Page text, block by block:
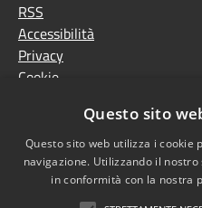
RSS
Accessibilità
Privacy
Cookie
Note Legali
Agenzia per l'Italia
digitale
Questo sito
Questo sito web utilizza i cookie
navigazione. Utilizzando il
in conformità con la nostra